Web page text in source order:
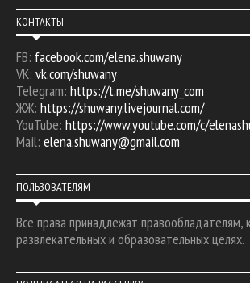
КОНТАКТЫ
FB: facebook.com/elena.shuwany
VK: vk.com/shuwany
Telegram: https://t.me/shuwany_com
ЖЖ: https://shuwany.livejournal.com/
YouTube: https://www.youtube.com/c/
Mail: elena.shuwany@gmail.com
ПОЛЬЗОВАТЕЛЯМ
Все права принадлежат правообладателям,
развлекательных и образовательных целях.